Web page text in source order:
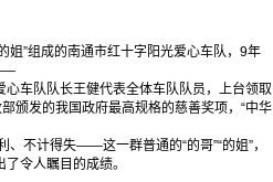
”组成的南通市红十字阳光爱心车队，9年
车队队长王健代表全体车队队员，上台领取
颁发的我国政府最高规格的慈善奖项，“中华
不计得失——这一群普通的“的哥”“的姐”，
令人瞩目的成绩。